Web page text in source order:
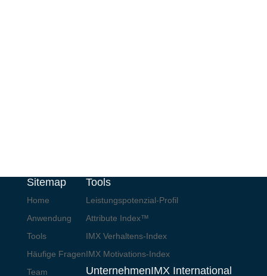
Sitemap
Home
Anwendung
Tools
Häufige Fragen
Team
Tools
Leistungspotenzial-Profil
Attribute Index™
IMX Verhaltens-Index
IMX Motivations-Index
UnternehmenIMX International